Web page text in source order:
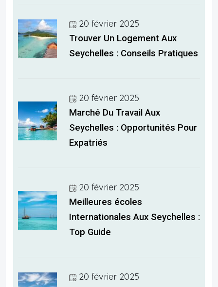
20 février 2025
Trouver Un Logement Aux
Seychelles : Conseils Pratiques
20 février 2025
Marché Du Travail Aux
Seychelles : Opportunités Pour
Expatriés
20 février 2025
Meilleures écoles
Internationales Aux Seychelles :
Top Guide
20 février 2025